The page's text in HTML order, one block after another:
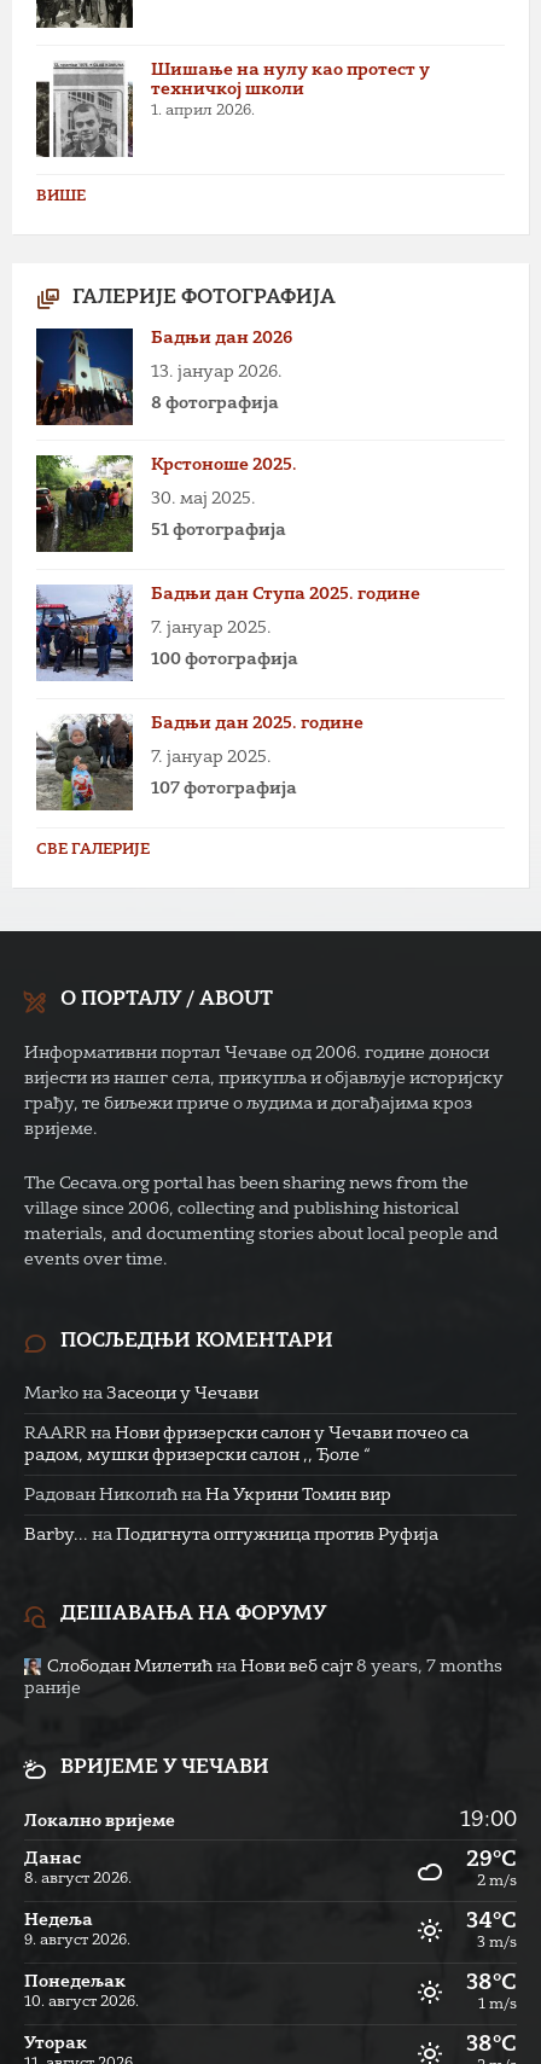
Шишање на нулу као протест у
техничкој школи
1. април 2026.
ВИШЕ
ГАЛЕРИЈЕ ФОТОГРАФИЈА
Бадњи дан 2026
13. јануар 2026.
8 фотографија
Крстоноше 2025.
30. мај 2025.
51 фотографија
Бадњи дан Ступа 2025. године
7. јануар 2025.
100 фотографија
Бадњи дан 2025. године
7. јануар 2025.
107 фотографија
СВЕ ГАЛЕРИЈЕ
О ПОРТАЛУ / ABOUT
Информативни портал Чечаве од 2006. године доноси
вијести из нашег села, прикупља и објављује историјску
грађу, те биљежи приче о људима и догађајима кроз
вријеме.
The Cecava.org portal has been sharing news from the
village since 2006, collecting and publishing historical
materials, and documenting stories about local people and
events over time.
ПОСЉЕДЊИ КОМЕНТАРИ
Marko на Засеоци у Чечави
RAARR на Нови фризерски салон у Чечави почео са
радом, мушки фризерски салон ,, Ђоле “
Радован Николић на На Укрини Томин вир
Barby... на Подигнута оптужница против Руфија
ДЕШАВАЊА НА ФОРУМУ
Слободан Милетић на Нови веб сајт 8 years, 7 months
раније
ВРИЈЕМЕ У ЧЕЧАВИ
Локално вријеме 19:00
Данас
8. август 2026.
29°C
2 m/s
Недеља
9. август 2026.
34°C
3 m/s
Понедељак
10. август 2026.
38°C
1 m/s
Уторак 38°C